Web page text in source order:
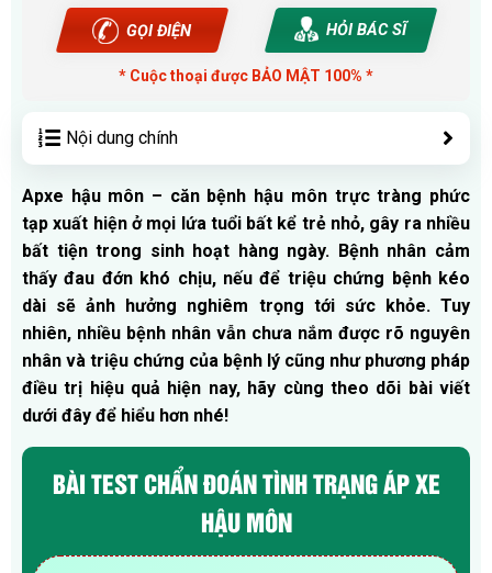
GỌI ĐIỆN HỎI BÁC SĨ
* Cuộc thoại được BẢO MẬT 100% *
Nội dung chính
Apxe hậu môn – căn bệnh hậu môn trực tràng phức
tạp xuất hiện ở mọi lứa tuổi bất kể trẻ nhỏ, gây ra nhiều
bất tiện trong sinh hoạt hàng ngày. Bệnh nhân cảm
thấy đau đớn khó chịu, nếu để triệu chứng bệnh kéo
dài sẽ ảnh hưởng nghiêm trọng tới sức khỏe. Tuy
nhiên, nhiều bệnh nhân vẫn chưa nắm được rõ nguyên
nhân và triệu chứng của bệnh lý cũng như phương pháp
điều trị hiệu quả hiện nay, hãy cùng theo dõi bài viết
dưới đây để hiểu hơn nhé!
BÀI TEST CHẨN ĐOÁN TÌNH TRẠNG ÁP XE
HẬU MÔN